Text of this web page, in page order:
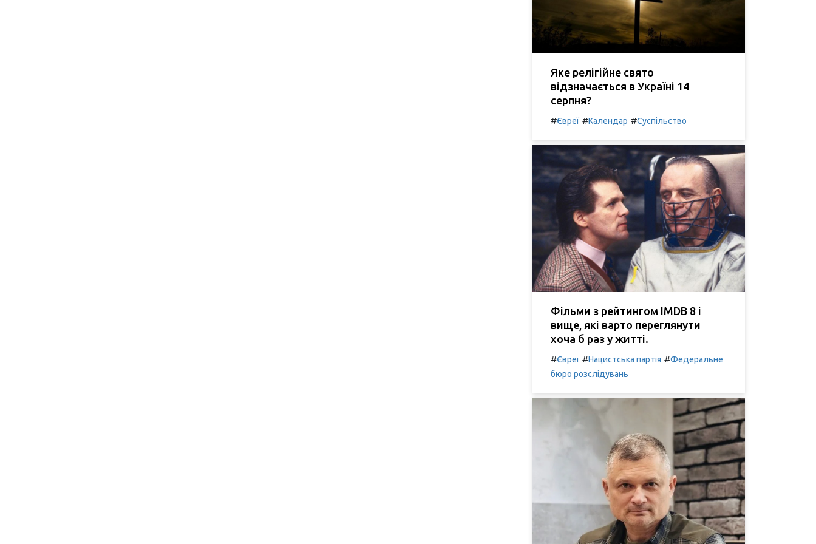
Яке релігійне свято
відзначається в Україні 14
серпня?
#Євреї #Календар #Суспільство
Фільми з рейтингом IMDB 8 і
вище, які варто переглянути
хоча б раз у житті.
#Євреї #Нацистська партія #Федеральне
бюро розслідувань